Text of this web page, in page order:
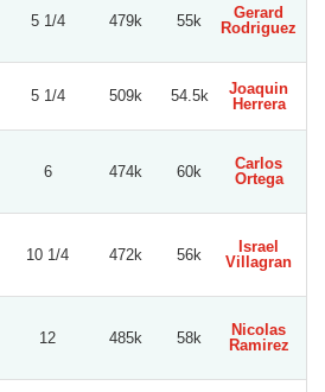
5 1/4 479k 55k
Gerard
Rodriguez
5 1/4 509k 54.5k
Joaquin
Herrera
6 474k 60k
Carlos
Ortega
10 1/4 472k 56k
Israel
Villagran
12 485k 58k
Nicolas
Ramirez